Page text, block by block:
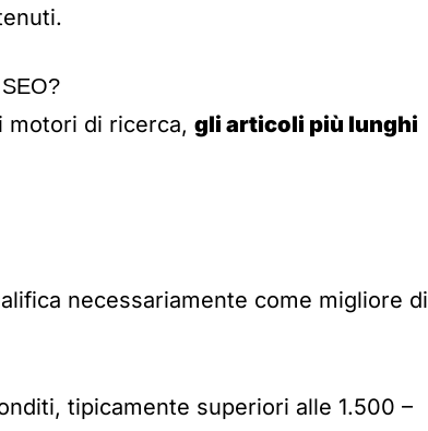
motori di ricerca, gli articoli più lunghi
necessariamente come migliore di
tipicamente superiori alle 1.500 –